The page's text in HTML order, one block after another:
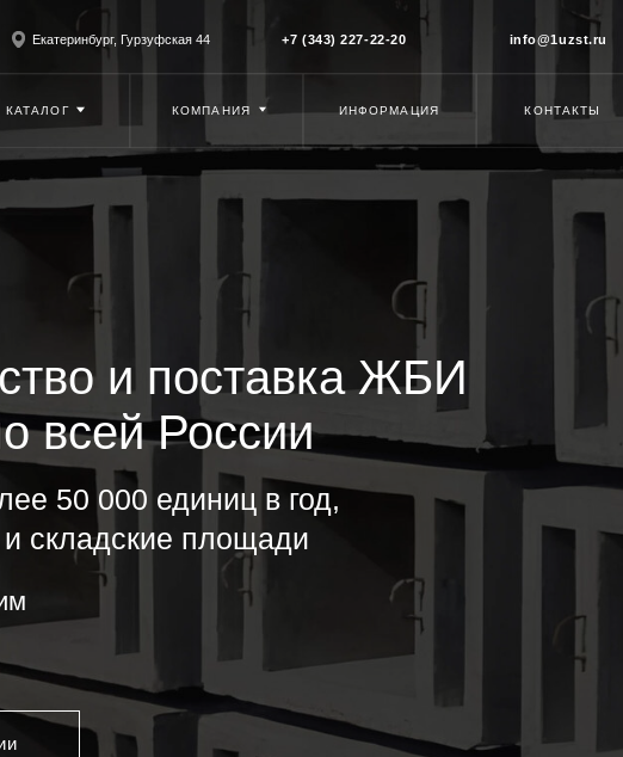
и поставка ЖБИ
России
Екатеринбург, Гурзуфская 44
50 000 единиц в год,
складские площади
+7 (343) 227-22-20 info@1uzst.ru